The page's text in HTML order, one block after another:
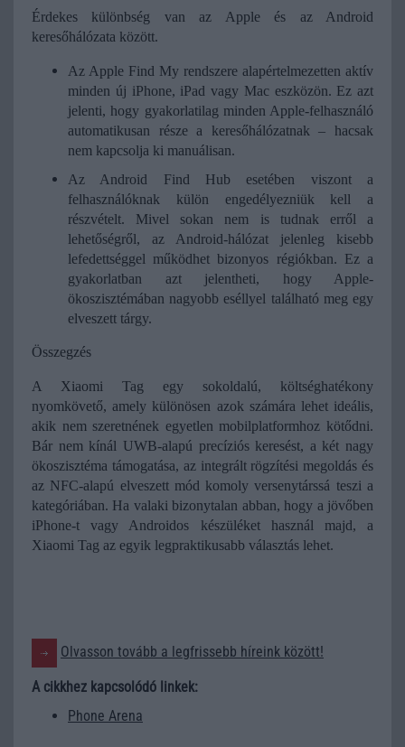
Érdekes különbség van az Apple és az Android
keresőhálózata között.
Az Apple Find My rendszere alapértelmezetten aktív
minden új iPhone, iPad vagy Mac eszközön. Ez azt
jelenti, hogy gyakorlatilag minden Apple-felhasználó
automatikusan része a keresőhálózatnak – hacsak
nem kapcsolja ki manuálisan.
Az Android Find Hub esetében viszont a
felhasználóknak külön engedélyezniük kell a
részvételt. Mivel sokan nem is tudnak erről a
lehetőségről, az Android-hálózat jelenleg kisebb
lefedettséggel működhet bizonyos régiókban. Ez a
gyakorlatban azt jelentheti, hogy Apple-
ökoszisztémában nagyobb eséllyel található meg egy
elveszett tárgy.
Összegzés
A Xiaomi Tag egy sokoldalú, költséghatékony
nyomkövető, amely különösen azok számára lehet ideális,
akik nem szeretnének egyetlen mobilplatformhoz kötődni.
Bár nem kínál UWB-alapú precíziós keresést, a két nagy
ökoszisztéma támogatása, az integrált rögzítési megoldás és
az NFC-alapú elveszett mód komoly versenytárssá teszi a
kategóriában. Ha valaki bizonytalan abban, hogy a jövőben
iPhone-t vagy Androidos készüléket használ majd, a
Xiaomi Tag az egyik legpraktikusabb választás lehet.
Olvasson tovább a legfrissebb híreink között!
A cikkhez kapcsolódó linkek:
Phone Arena